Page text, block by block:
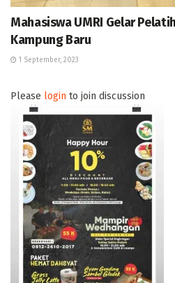
Mahasiswa UMRI Gelar
Kampung Baru
1 September, 2023
Please login to join discussion